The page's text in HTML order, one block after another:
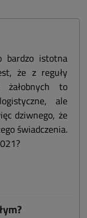
bardzo istotna
że z reguły
żałobnych to
ale
dziwnego, że
świadczenia.